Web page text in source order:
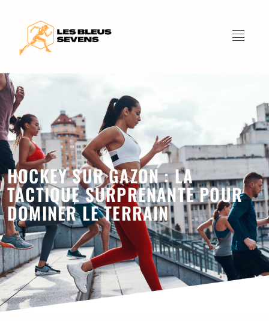
HOCKEY SUR GAZON : LA
TACTIQUE SURPRENANTE POUR
DOMINER LE TERRAIN